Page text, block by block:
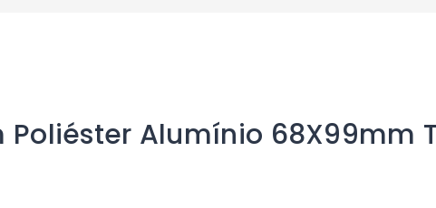
Poliéster Alumínio 68X99mm